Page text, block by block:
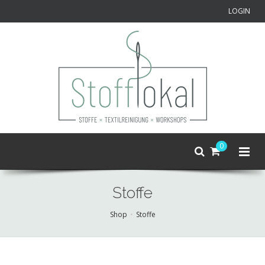
LOGIN
0
Stoffe
Shop Stoffe